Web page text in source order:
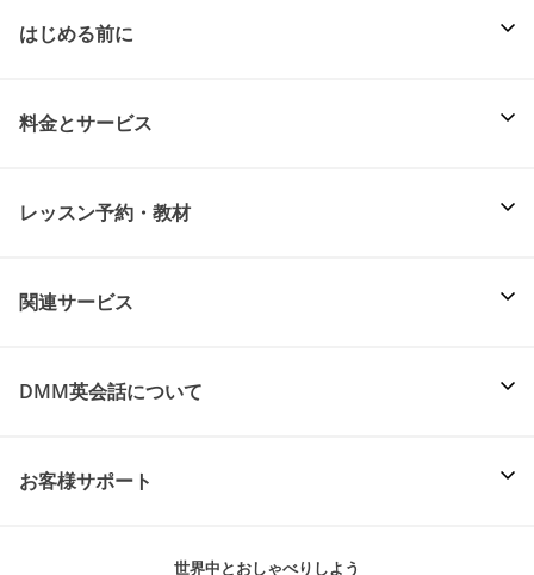
はじめる前に
料金とサービス
レッスン予約・教材
関連サービス
DMM英会話について
お客様サポート
世界中とおしゃべりしよう